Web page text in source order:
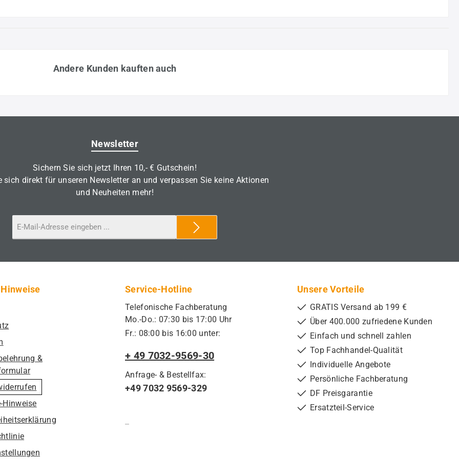
Andere Kunden kauften auch
Newsletter
Sichern Sie sich jetzt Ihren 10,- € Gutschein!
sich direkt für unseren Newsletter an und verpassen Sie keine Aktionen
und Neuheiten mehr!
Service-Hotline
Telefonische Fachberatung
Mo.-Do.: 07:30 bis 17:00 Uhr
Fr.: 08:00 bis 16:00 unter:
+ 49 7032-9569-30
Anfrage- & Bestellfax:
+49 7032 9569-329
&
Hinweise
Unsere Vorteile
GRATIS Versand ab 199 €
Über 400.000 zufriedene Kunden
Einfach und schnell zahlen
Top Fachhandel-Qualität
Individuelle Angebote
Persönliche Fachberatung
DF Preisgarantie
Ersatzteil-Service